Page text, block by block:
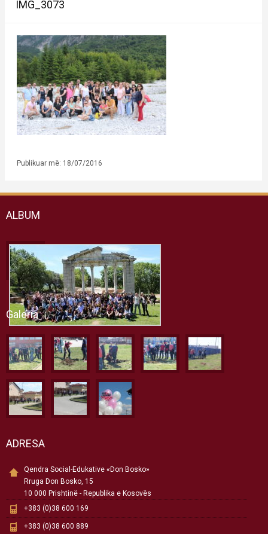
IMG_3073
Publikuar më: 18/07/2016
ALBUM
Galeria
ADRESA
Qendra Social-Edukative «Don Bosko»
Rruga Don Bosko, 15
10 000 Prishtinë - Republika e Kosovës
+383 (0)38 600 169
+383 (0)38 600 889